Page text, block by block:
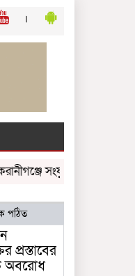
সংযুক্তির প্রস্তাবের
পঠিত
প্রস্তাবের
অবরোধ